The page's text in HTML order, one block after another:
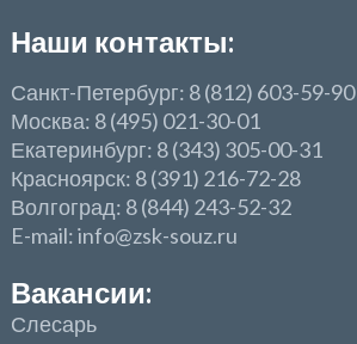
Наши контакты:
Санкт-Петербург: 8 (812) 603-59-90
Москва: 8 (495) 021-30-01
Екатеринбург: 8 (343) 305-00-31
Красноярск: 8 (391) 216-72-28
Волгоград: 8 (844) 243-52-32
E-mail: info@zsk-souz.ru
Вакансии:
Слесарь